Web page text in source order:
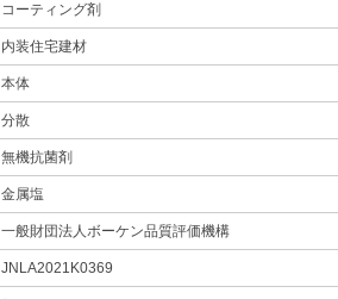
コーティング剤
内装住宅建材
本体
分散
無機抗菌剤
金属塩
一般財団法人ボーケン品質評価機構
JNLA2021K0369